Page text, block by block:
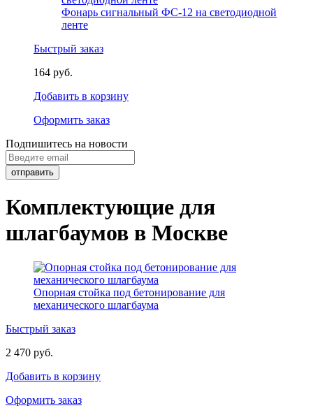
Фонарь сигнальный ФС-12 на светодиодной
ленте
Быстрый заказ
164 руб.
Добавить в корзину
Оформить заказ
Подпишитесь на новости
Комплектующие для
шлагбаумов в Москве
Опорная стойка под бетонирование для
механического шлагбаума
Быстрый заказ
2 470 руб.
Добавить в корзину
Оформить заказ